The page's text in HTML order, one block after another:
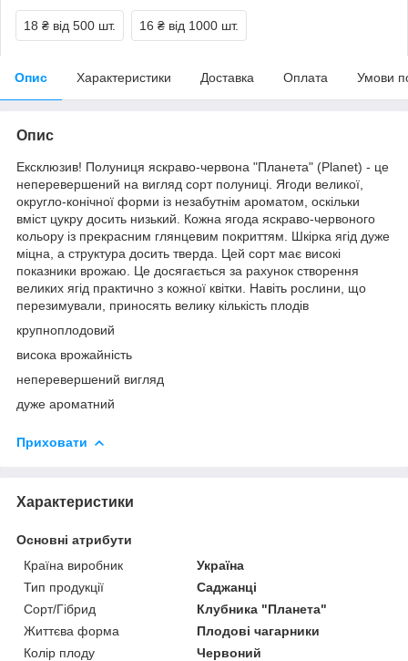
18 ₴ від 500 шт. 16 ₴ від 1000 шт.
Опис Характеристики Доставка Оплата Умови
Опис
Ексклюзив! Полуниця яскраво-червона "Планета" (Planet) - це
неперевершений на вигляд сорт полуниці. Ягоди великої,
округло-конічної форми із незабутнім ароматом, оскільки
вміст цукру досить низький. Кожна ягода яскраво-червоного
кольору із прекрасним глянцевим покриттям. Шкірка ягід дуже
міцна, а структура досить тверда. Цей сорт має високі
показники врожаю. Це досягається за рахунок створення
великих ягід практично з кожної квітки. Навіть рослини, що
перезимували, приносять велику кількість плодів
крупноплодовий
висока врожайність
неперевершений вигляд
дуже ароматний
Приховати
Характеристики
Основні атрибути
Країна виробник
Україна
Тип продукції
Саджанці
Сорт/Гібрид
Клубника "Планета"
Життєва форма
Плодові чагарники
Колір плоду
Червоний